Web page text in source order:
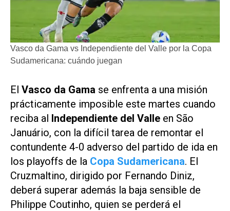
Vasco da Gama vs Independiente del Valle por la Copa
Sudamericana: cuándo juegan
El Vasco da Gama se enfrenta a una misión
prácticamente imposible este martes cuando
reciba al Independiente del Valle en São
Januário, con la difícil tarea de remontar el
contundente 4-0 adverso del partido de ida en
los playoffs de la Copa Sudamericana. El
Cruzmaltino, dirigido por Fernando Diniz,
deberá superar además la baja sensible de
Philippe Coutinho, quien se perderá el